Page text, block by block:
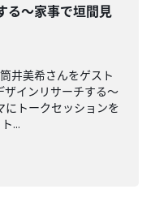
る～家事で垣間見
井美希さんをゲスト
ザインリサーチする～
にトークセッションを
...